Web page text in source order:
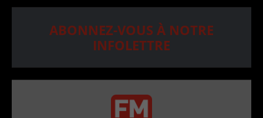
ABONNEZ-VOUS À NOTRE
INFOLETTRE